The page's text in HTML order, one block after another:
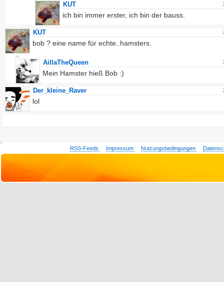
KUT
ich bin immer erster, ich bin der bauss.
KUT
bob ? eine name für echte..hamsters.
AillaTheQueen
Mein Hamster hieß Bob :)
Der_kleine_Raver
lol
RSS-Feeds Impressum Nutzungsbedingungen